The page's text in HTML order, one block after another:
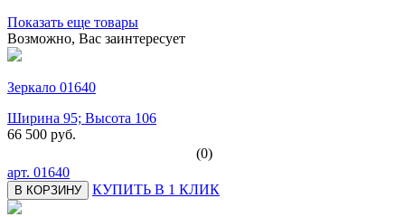
Показать еще товары
Возможно, Вас заинтересует
Зеркало 01640
Ширина 95; Высота 106
66 500 руб.
(0)
арт. 01640
В КОРЗИНУ КУПИТЬ В 1 КЛИК